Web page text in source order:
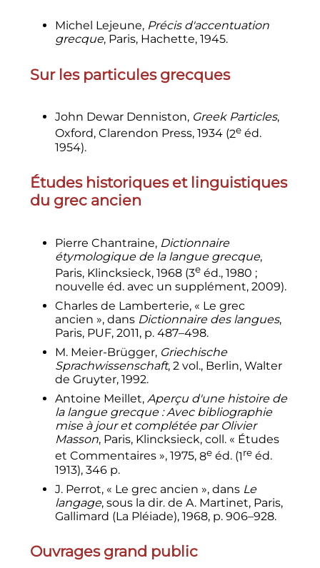
Michel Lejeune, Précis d'accentuation
grecque, Paris, Hachette, 1945.
Sur les particules grecques
John Dewar Denniston, Greek Particles,
Oxford, Clarendon Press, 1934 (2eéd.
1954).
Études historiques et linguistiques
du grec ancien
Pierre Chantraine, Dictionnaire
étymologique de la langue grecque,
Paris, Klincksieck, 1968 (3eéd., 1980 ;
nouvelle éd. avec un supplément, 2009).
Charles de Lamberterie, « Le grec
ancien », dans Dictionnaire des langues,
Paris, PUF, 2011, p. 487–498.
M. Meier-Brügger, Griechische
Sprachwissenschaft, 2 vol., Berlin, Walter
de Gruyter, 1992.
Antoine Meillet, Aperçu d'une histoire de
la langue grecque : Avec bibliographie
mise à jour et complétée par Olivier
Masson, Paris, Klincksieck, coll.« Études
et Commentaires », 1975, 8e éd.(1re éd.
1913), 346 p.
J. Perrot, « Le grec ancien », dans Le
langage, sous la dir. de A. Martinet, Paris,
Gallimard (La Pléiade), 1968, p. 906–928.
Ouvrages grand public